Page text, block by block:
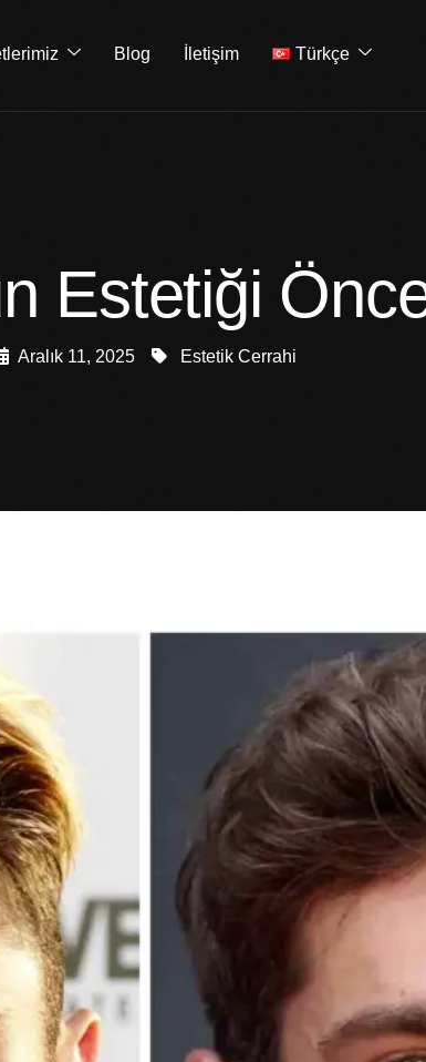
Blog İletişim Türkçe
Estetiği
Aralık 11, 2025 Estetik Cerrahi